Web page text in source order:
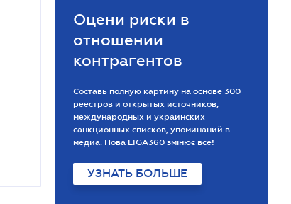
Оцени риски в
отношении
контрагентов
Составь полную картину на основе 300
реестров и открытых источников,
международных и украинских
санкционных списков, упоминаний в
медиа. Нова LIGA360 змінює все!
УЗНАТЬ БОЛЬШЕ